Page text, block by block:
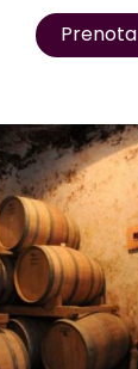
Prenota